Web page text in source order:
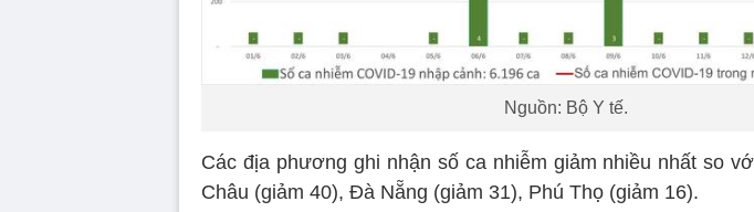
Nguồn: Bộ Y tế.
Các địa phương ghi nhận số ca nhiễm giảm nhiều nhất so
Châu (giảm 40), Đà Nẵng (giảm 31), Phú Thọ (giảm 16).